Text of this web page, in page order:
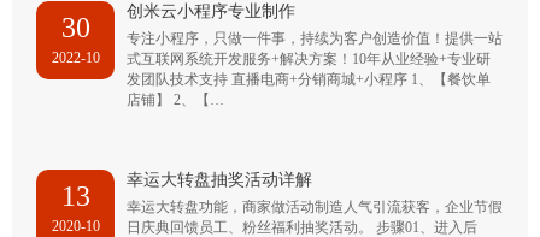
30
2022-10
创米云小程序专业制作
专注小程序，只做一件事，持续为客户创造价值！提供一站
式互联网系统开发服务+解决方案！10年从业经验+专业研
发团队技术支持 直播电商+分销商城+小程序 1、【餐饮单
店铺】 2、【…
13
2020-10
幸运大转盘抽奖活动详解
幸运大转盘功能，商家做活动制造人气引流获客，企业节假
日庆典回馈员工、粉丝福利抽奖活动。 步骤01、进入后